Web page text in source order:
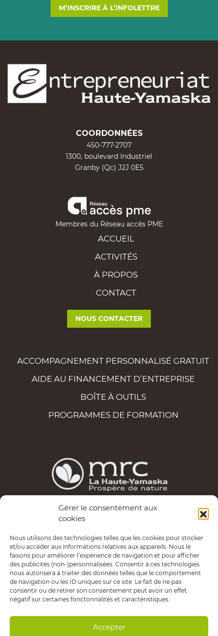
Gérer le consentement aux
cookies
Nous utilisons des technologies telles que les cookies pour stocker
et/ou accéder aux informations relatives aux appareils. Nous le
faisons pour améliorer l’expérience de navigation et pour afficher
des publicités (non-)personnalisées. Consentir à ces technologies
nous autorisera à traiter des données telles que le comportement
de navigation ou les ID uniques sur ce site. Le fait de ne pas
consentir ou de retirer son consentement peut avoir un effet
négatif sur certaines fonctonnalités et caractéristiques.
Accepter
M’INSCRIRE À L’INFOLETTRE
COORDONNÉES
450-777-2707
1300, boulevard Industriel
Granby (Qc) J2J 0E5
Membres du Réseau accès PME
ACCUEIL
ACTIVITÉS
À PROPOS
CONTACT
NOUS CONTACTER
ACCOMPAGNEMENT PERSONNALISÉ GRATUIT
AIDE AU FINANCEMENT D’ENTREPRISE
BOÎTE À OUTILS
PROGRAMMES DE FORMATION
Les services d’Entrepreneuriat Haute-Yamaska sont
Yamaska.
Politique de confidentialité
Tous droits réservés.